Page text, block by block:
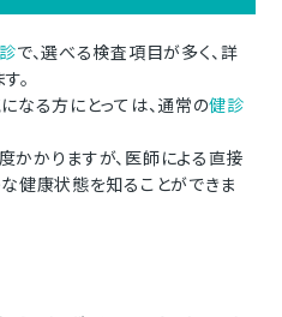
で、選べる検査項目が多く、詳
。
なる方にとっては、通常の健診
かりますが、医師による直接
健康状態を知ることができま